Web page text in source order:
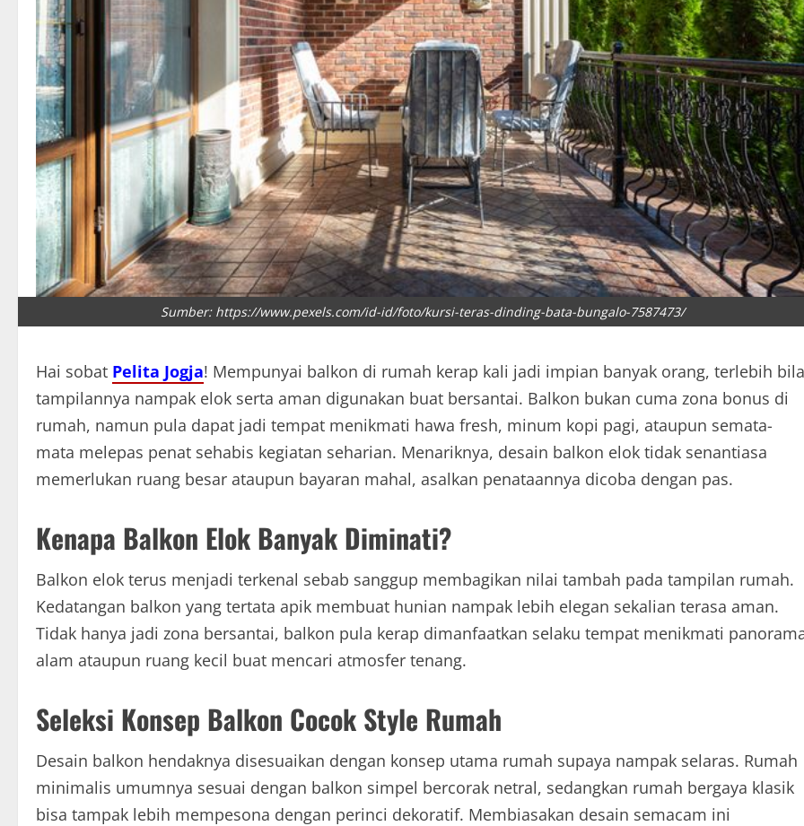
Sumber: https://www.pexels.com/id-id/foto/kursi-teras-dinding-bata-bungalo-7587473/
Hai sobat Pelita Jogja! Mempunyai balkon di rumah kerap kali jadi impian banyak orang, terlebih bila
tampilannya nampak elok serta aman digunakan buat bersantai. Balkon bukan cuma zona bonus di
rumah, namun pula dapat jadi tempat menikmati hawa fresh, minum kopi pagi, ataupun semata-
mata melepas penat sehabis kegiatan seharian. Menariknya, desain balkon elok tidak senantiasa
memerlukan ruang besar ataupun bayaran mahal, asalkan penataannya dicoba dengan pas.
Kenapa Balkon Elok Banyak Diminati?
Balkon elok terus menjadi terkenal sebab sanggup membagikan nilai tambah pada tampilan rumah.
Kedatangan balkon yang tertata apik membuat hunian nampak lebih elegan sekalian terasa aman.
Tidak hanya jadi zona bersantai, balkon pula kerap dimanfaatkan selaku tempat menikmati
alam ataupun ruang kecil buat mencari atmosfer tenang.
Seleksi Konsep Balkon Cocok Style Rumah
Desain balkon hendaknya disesuaikan dengan konsep utama rumah supaya nampak selaras. Rumah
minimalis umumnya sesuai dengan balkon simpel bercorak netral, sedangkan rumah bergaya klasik
bisa tampak lebih mempesona dengan perinci dekoratif. Membiasakan desain semacam ini